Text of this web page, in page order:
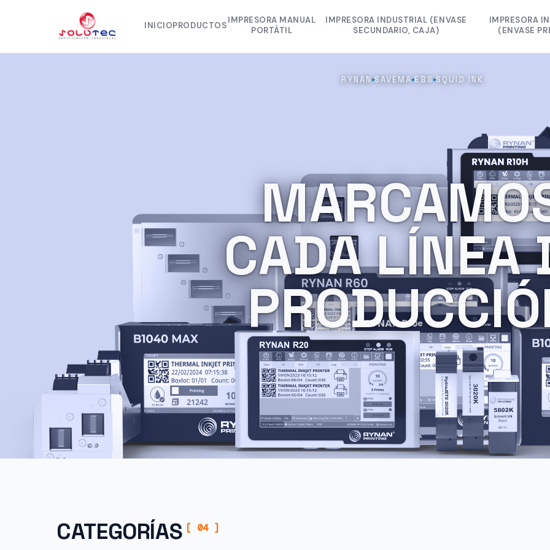
INICIOPRODUCTOSIMPRESORA MANUAL
PORTÁTIL
IMPRESORA INDUSTRIAL (ENVASE
SECUNDARIO, CAJA)
RYNAN R20
IMPRESORA
(ENVASE
SAVEMA
RYNAN
RYNAN
SAVEMA
EBS
CINTA TTO
RYNAN
SQUID INK
RYNAN SAVEMA EBS SQUID INK
CADA LÍNEA
CATEGORÍAS [ 04 ]